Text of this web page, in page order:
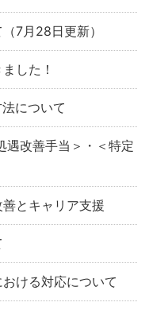
7月28日更新）
した！
について
遇改善手当＞・＜特定
善とキャリア支援
ける対応について